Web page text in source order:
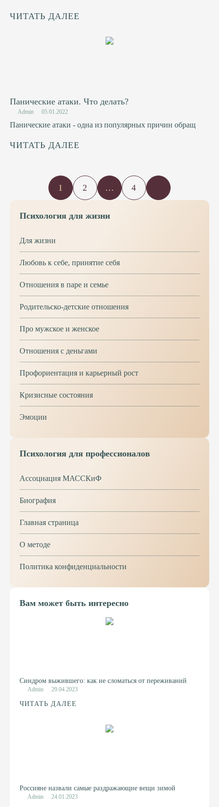
ЧИТАТЬ ДАЛЕЕ
Панические атаки. Что делать?
Admin 05.01.2022
Панические атаки - одна из популярных причин обращ
ЧИТАТЬ ДАЛЕЕ
Пагинация
записей
1 2 … 4
Психология для жизни
Для жизни
Любовь к себе, принятие себя
Отношения в паре и семье
Родительско-детские отношения
Про мужское и женское
Отношения с деньгами
Профориентация и карьерный рост
Кризисные состояния
Эмоции
Психология для профессионалов
Ассоциация МАССКиФ
Биография
Главная страница
О методе
Политика конфиденциальности
Вам может быть интересно
Синдром выжившего: как не сломаться от переживаний
Admin 29.04.2023
ЧИТАТЬ ДАЛЕЕ
Россияне назвали самые раздражающие вещи зимой
Admin 24.01.2023